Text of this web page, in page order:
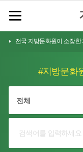
전국 지방문화원이 소장
#지방문화